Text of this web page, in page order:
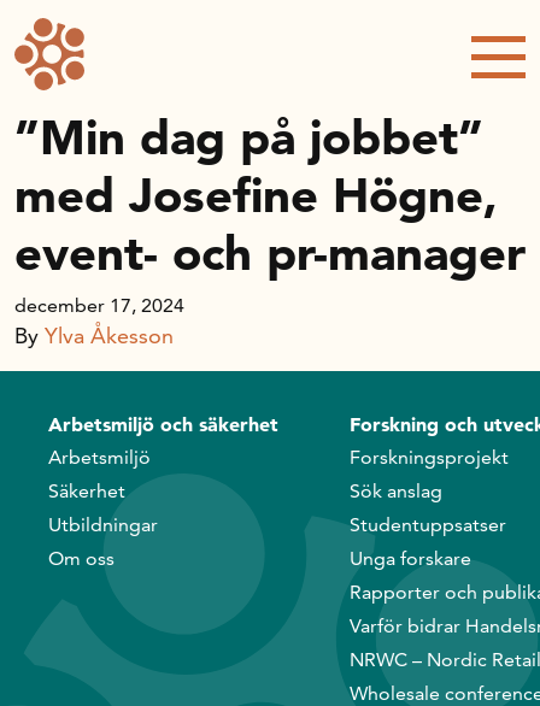
Forskning och utveckling
Kompetens och omställning
Handelns ekonomiska råd
Kalender
Handelsrådet Play
Om oss
Handelsfakta.se
In English
”Min dag på jobbet”
med Josefine Högne,
event- och pr-manager
december 17, 2024
By Ylva Åkesson
Arbetsmiljö och säkerhet
Arbetsmiljö
Säkerhet
Utbildningar
Om oss
Forskning och
Forskningsprojekt
Sök anslag
Studentuppsatser
Unga forskare
Rapporter och
Varför bidrar
NRWC – Nordic
Wholesale